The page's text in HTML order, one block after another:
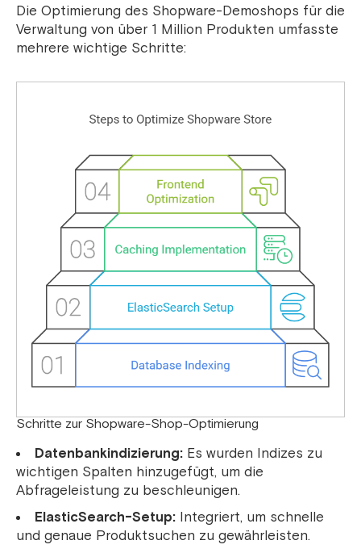
Die Optimierung des Shopware-Demoshops für die
Verwaltung von über 1 Million Produkten umfasste
mehrere wichtige Schritte:
Schritte zur Shopware-Shop-Optimierung
Datenbankindizierung: Es wurden Indizes zu
wichtigen Spalten hinzugefügt, um die
Abfrageleistung zu beschleunigen.
ElasticSearch-Setup: Integriert, um schnelle
und genaue Produktsuchen zu gewährleisten.